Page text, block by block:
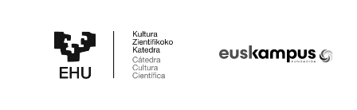
Cultura
Científica